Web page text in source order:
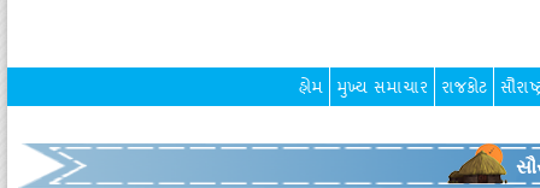
હોમ મુખ્ય સમાચાર રાજકોટ